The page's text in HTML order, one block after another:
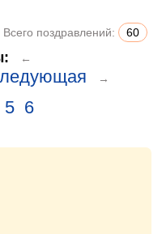
Всего поздравлений: 60
←
→
5 6